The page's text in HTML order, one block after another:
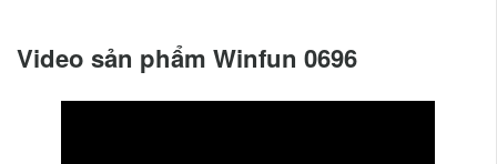
Video sản phẩm Winfun 0696